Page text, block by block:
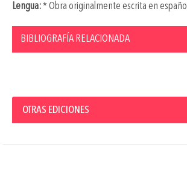
Lengua:* Obra originalmente escrita en español
BIBLIOGRAFÍA RELACIONADA
OTRAS EDICIONES